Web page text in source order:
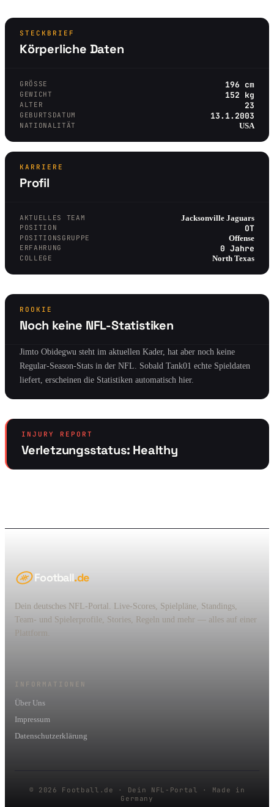
STECKBRIEF
Körperliche Daten
GRÖSSE 196 cm
GEWICHT 152 kg
ALTER 23
GEBURTSDATUM 13.1.2003
NATIONALITÄT USA
KARRIERE
Profil
AKTUELLES TEAM Jacksonville Jaguars
POSITION OT
POSITIONSGRUPPE Offense
ERFAHRUNG 0 Jahre
COLLEGE North Texas
ROOKIE
Noch keine NFL-Statistiken
Jimto Obidegwu steht im aktuellen Kader, hat aber noch keine
Regular-Season-Stats in der NFL. Sobald Tank01 echte Spieldaten
liefert, erscheinen die Statistiken automatisch hier.
INJURY REPORT
Verletzungsstatus: Healthy
Football.de
Dein deutsches NFL-Portal. Live-Scores, Spielpläne, Standings,
Team- und Spielerprofile, Stories, Regeln und mehr — alles auf einer
Plattform.
INFORMATIONEN
Über Uns
Impressum
Datenschutzerklärung
© 2026 Football.de · Dein NFL-Portal · Made in
Germany